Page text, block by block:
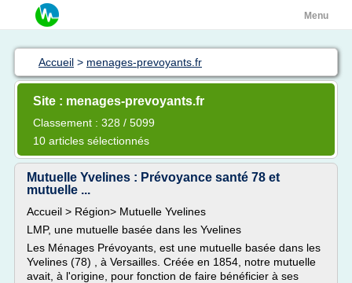
Menu
Accueil > menages-prevoyants.fr
Site : menages-prevoyants.fr
Classement : 328 / 5099
10 articles sélectionnés
Mutuelle Yvelines : Prévoyance santé 78 et
mutuelle ...
Accueil > Région> Mutuelle Yvelines
LMP, une mutuelle basée dans les Yvelines
Les Ménages Prévoyants, est une mutuelle basée dans les
Yvelines (78) , à Versailles. Créée en 1854, notre mutuelle
avait, à l'origine, pour fonction de faire bénéficier à ses